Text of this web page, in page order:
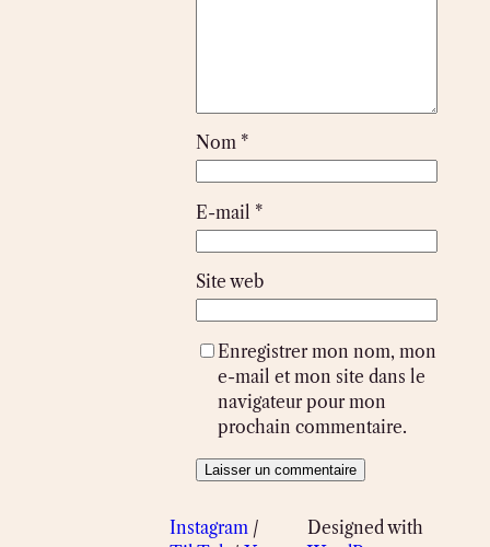
Nom *
E-mail *
Site web
Enregistrer mon nom, mon
e-mail et mon site dans le
navigateur pour mon
prochain commentaire.
Instagram/
Designed with